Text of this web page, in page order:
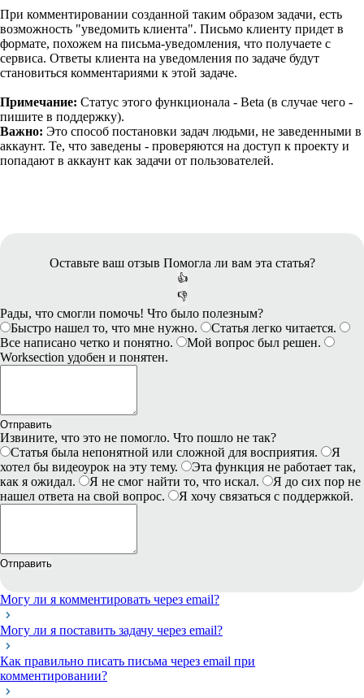
При комментировании созданной таким образом задачи, есть
возможность "уведомить клиента". Письмо клиенту придет в
формате, похожем на письма-уведомления, что получаете с
сервиса. Ответы клиента на уведомления по задаче будут
становиться комментариями к этой задаче.
Примечание: Статус этого функционала - Beta (в случае чего -
пишите в поддержку).
Важно: Это способ постановки задач людьми, не заведенными в
аккаунт. Те, что заведены - проверяются на доступ к проекту и
попадают в аккаунт как задачи от пользователей.
Оставьте ваш отзыв Помогла ли вам эта статья?
👍
👎
Рады, что смогли помочь! Что было полезным?
Быстро нашел то, что мне нужно.
Статья легко читается.
Все написано четко и понятно.
Мой вопрос был решен.
Worksection удобен и понятен.
Отправить
Извините, что это не помогло. Что пошло не так?
Статья была непонятной или сложной для восприятия.
Я
хотел бы видеоурок на эту тему.
Эта функция не работает так,
как я ожидал.
Я не смог найти то, что искал.
Я до сих пор не
нашел ответа на свой вопрос.
Я хочу связаться с поддержкой.
Отправить
Могу ли я комментировать через email?
Могу ли я поставить задачу через email?
Как правильно писать письма через email при
комментировании?